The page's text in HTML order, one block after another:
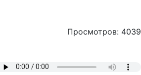
Просмотров: 4039